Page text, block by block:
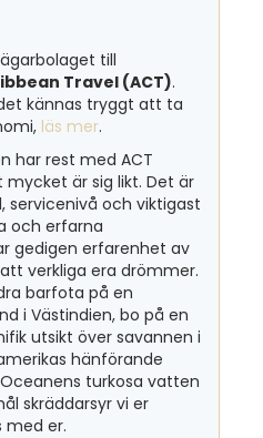
till
Travel (ACT).
kännas tryggt att ta
läs mer.
har rest med ACT
är sig likt. Det är
servicenivå och viktigast
och erfarna
gedigen erfarenhet av
verkliga era drömmer.
barfota på en
i Västindien, bo på en
utsikt över savannen i
hänförande
turkosa vatten
skräddarsyr vi er
med er.